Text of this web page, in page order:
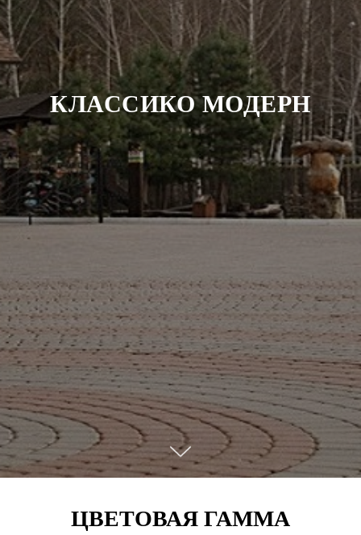
КЛАССИКО МОДЕРН
ЦВЕТОВАЯ ГАММА